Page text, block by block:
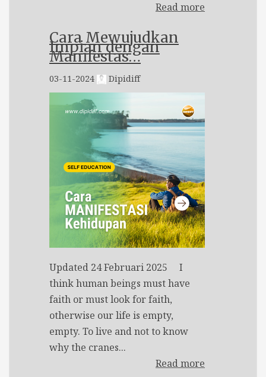
Read more
Cara Mewujudkan
Impian dengan
Manifestas…
03-11-2024 Dipidiff
Updated 24 Februari 2025 I
think human beings must have
faith or must look for faith,
otherwise our life is empty,
empty. To live and not to know
why the cranes...
Read more